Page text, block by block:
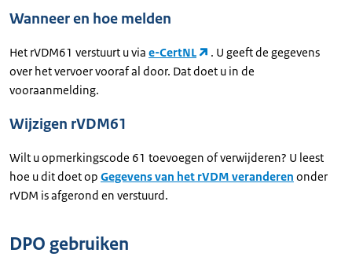
Wanneer en hoe melden
Het rVDM61 verstuurt u via e-CertNL
. U geeft de gegevens
over het vervoer vooraf al door. Dat doet u in de
vooraanmelding.
Wijzigen rVDM61
Wilt u opmerkingscode 61 toevoegen of verwijderen? U leest
hoe u dit doet op Gegevens van het rVDM veranderen onder
rVDM is afgerond en verstuurd.
DPO gebruiken